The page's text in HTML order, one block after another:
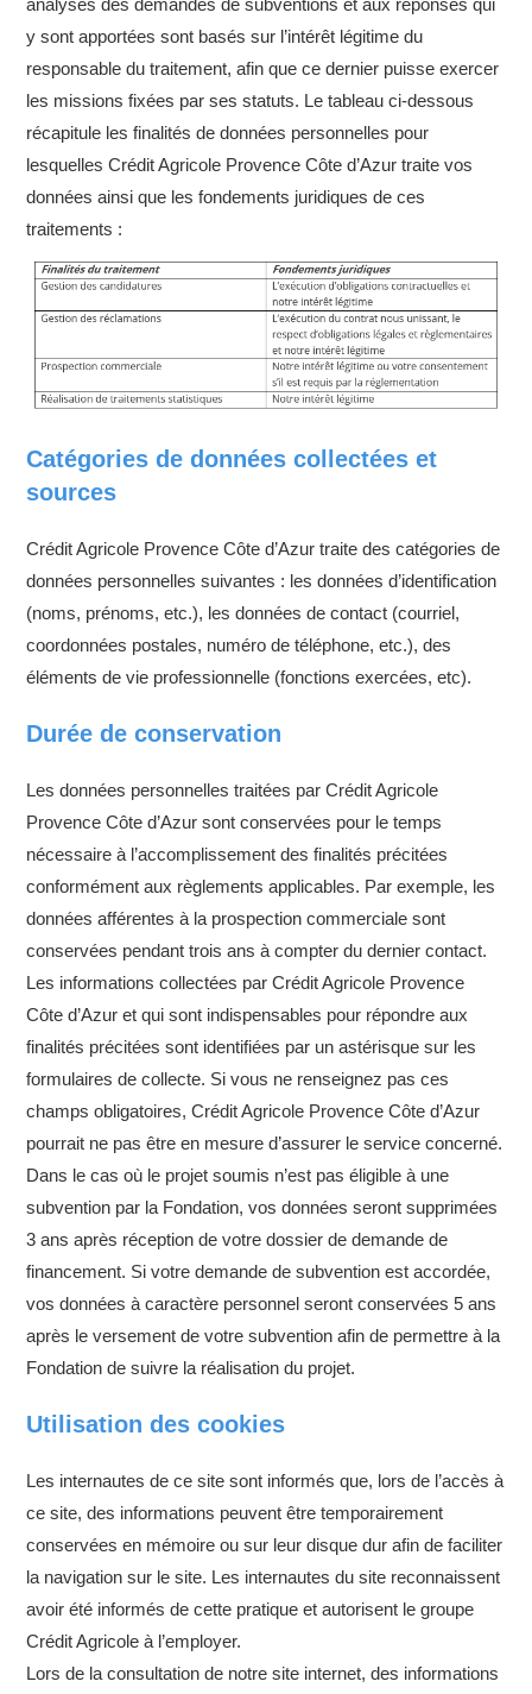
analyses des demandes de subventions et aux réponses qui
y sont apportées sont basés sur l’intérêt légitime du
responsable du traitement, afin que ce dernier puisse exercer
les missions fixées par ses statuts. Le tableau ci-dessous
récapitule les finalités de données personnelles pour
lesquelles Crédit Agricole Provence Côte d’Azur traite vos
données ainsi que les fondements juridiques de ces
traitements :
Catégories de données collectées et
sources
Crédit Agricole Provence Côte d’Azur traite des catégories de
données personnelles suivantes : les données d’identification
(noms, prénoms, etc.), les données de contact (courriel,
coordonnées postales, numéro de téléphone, etc.), des
éléments de vie professionnelle (fonctions exercées, etc).
Durée de conservation
Les données personnelles traitées par Crédit Agricole
Provence Côte d’Azur sont conservées pour le temps
nécessaire à l’accomplissement des finalités précitées
conformément aux règlements applicables. Par exemple, les
données afférentes à la prospection commerciale sont
conservées pendant trois ans à compter du dernier contact.
Les informations collectées par Crédit Agricole Provence
Côte d’Azur et qui sont indispensables pour répondre aux
finalités précitées sont identifiées par un astérisque sur les
formulaires de collecte. Si vous ne renseignez pas ces
champs obligatoires, Crédit Agricole Provence Côte d’Azur
pourrait ne pas être en mesure d’assurer le service concerné.
Dans le cas où le projet soumis n’est pas éligible à une
subvention par la Fondation, vos données seront supprimées
3 ans après réception de votre dossier de demande de
financement. Si votre demande de subvention est accordée,
vos données à caractère personnel seront conservées 5 ans
après le versement de votre subvention afin de permettre à la
Fondation de suivre la réalisation du projet.
Utilisation des cookies
Les internautes de ce site sont informés que, lors de l’accès à
ce site, des informations peuvent être temporairement
conservées en mémoire ou sur leur disque dur afin de faciliter
la navigation sur le site. Les internautes du site reconnaissent
avoir été informés de cette pratique et autorisent le groupe
Crédit Agricole à l’employer.
Lors de la consultation de notre site internet, des informations